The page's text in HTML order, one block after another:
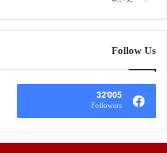
Follow Us
32٬005
Followers